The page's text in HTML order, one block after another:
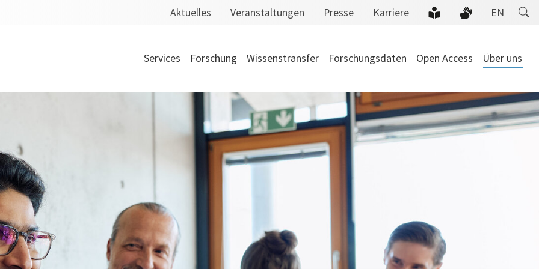
Aktuelles Veranstaltungen Presse Karriere EN
Services Forschung Wissenstransfer Forschungsdaten Open Access Über uns